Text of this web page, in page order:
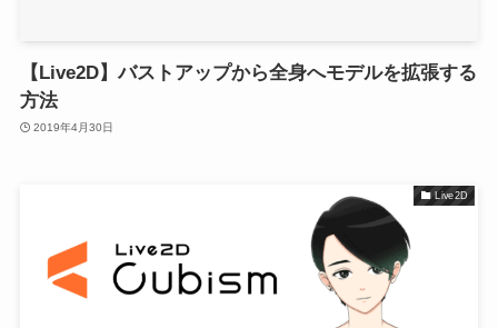
【Live2D】バストアップから全身へモデルを拡張する
方法
2019年4月30日
Live2D